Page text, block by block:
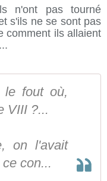
n'ont pas tourné
s'ils ne se sont pas
comment ils allaient
fout où,
VIII ?...
on l'avait
con...